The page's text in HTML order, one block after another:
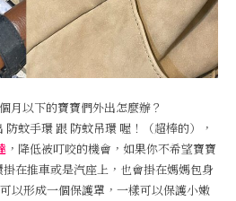
月以下的寶寶們外出怎麼辦？
防蚊手環 跟 防蚊吊環 喔！（超棒的），
，降低被叮咬的機會，如果你不希望寶寶
在推車或是汽座上，也會掛在媽媽包身
以形成一個保護罩，一樣可以保護小嫩